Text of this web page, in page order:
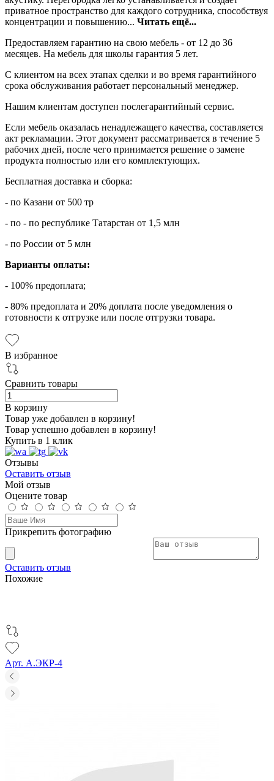
приватное пространство для каждого сотрудника, способствуя
концентрации и повышению... Читать ещё...
Предоставляем гарантию на свою мебель - от 12 до 36
месяцев. На мебель для школы гарантия 5 лет.
С клиентом на всех этапах сделки и во время гарантийного
срока обслуживания работает персональный менеджер.
Нашим клиентам доступен послегарантийный сервис.
Если мебель оказалась ненадлежащего качества, составляется
акт рекламации. Этот документ рассматривается в течение 5
рабочих дней, после чего принимается решение о замене
продукта полностью или его комплектующих.
Бесплатная доставка и сборка:
- по Казани от 500 тр
- по - по республике Татарстан от 1,5 млн
- по России от 5 млн
Варианты оплаты:
- 100% предоплата;
- 80% предоплата и 20% доплата после уведомления о
готовности к отгрузке или после отгрузки товара.
В избранное
Сравнить товары
В корзину
Товар уже добавлен в корзину!
Товар успешно добавлен в корзину!
Купить в 1 клик
Отзывы
Оставить отзыв
Мой отзыв
Оцените товар
Прикрепить фотографию
Оставить отзыв
Похожие
Арт. А.ЭКР-4